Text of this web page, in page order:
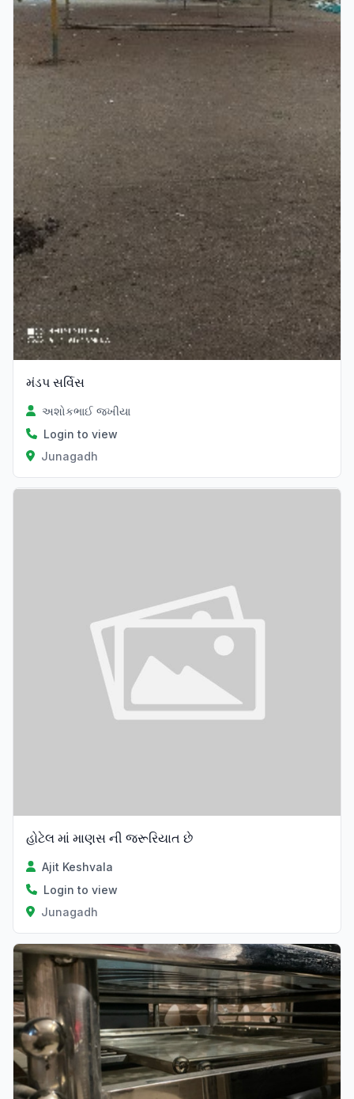
મંડપ સર્વિસ
અશોકભાઈ જખીયા
Login to view
Junagadh
હોટેલ માં માણસ ની જરૂરિયાત છે
Ajit Keshvala
Login to view
Junagadh